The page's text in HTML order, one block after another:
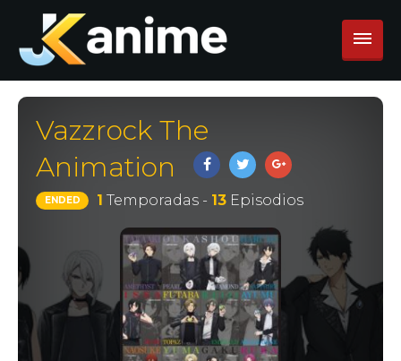
Vazzrock The
Animation
ENDED 1 Temporadas - 13Episodios